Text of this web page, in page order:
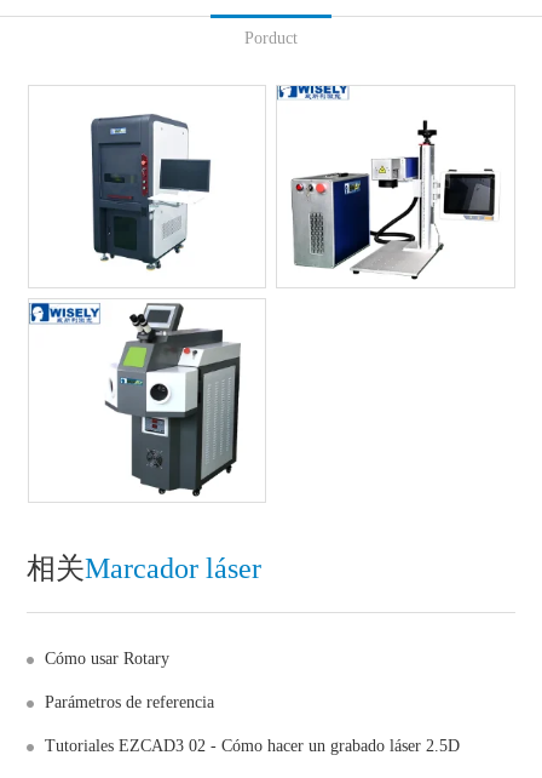
Porduct
相关Marcador láser
Cómo usar Rotary
Parámetros de referencia
Tutoriales EZCAD3 02 - Cómo hacer un grabado láser 2.5D